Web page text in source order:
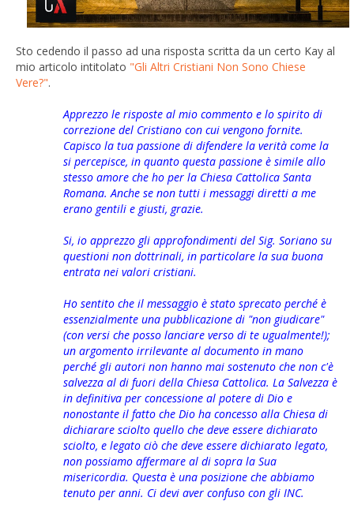
Sto cedendo il passo ad una risposta scritta da un certo Kay al
mio articolo intitolato "Gli Altri Cristiani Non Sono Chiese
Vere?".
Apprezzo le risposte al mio commento e lo spirito di
correzione del Cristiano con cui vengono fornite.
Capisco la tua passione di difendere la verità come la
si percepisce, in quanto questa passione è simile allo
stesso amore che ho per la Chiesa Cattolica Santa
Romana. Anche se non tutti i messaggi diretti a me
erano gentili e giusti, grazie.
Si, io apprezzo gli approfondimenti del Sig. Soriano su
questioni non dottrinali, in particolare la sua buona
entrata nei valori cristiani.
Ho sentito che il messaggio è stato sprecato perché è
essenzialmente una pubblicazione di "non giudicare"
(con versi che posso lanciare verso di te ugualmente!);
un argomento irrilevante al documento in mano
perché gli autori non hanno mai sostenuto che non c'è
salvezza al di fuori della Chiesa Cattolica. La Salvezza è
in definitiva per concessione al potere di Dio e
nonostante il fatto che Dio ha concesso alla Chiesa di
dichiarare sciolto quello che deve essere dichiarato
sciolto, e legato ciò che deve essere dichiarato legato,
non possiamo affermare al di sopra la Sua
misericordia. Questa è una posizione che abbiamo
tenuto per anni. Ci devi aver confuso con gli INC.